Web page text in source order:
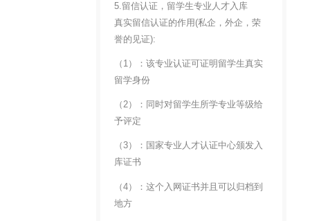
5.留信认证，留学生专业人才入库
真实留信认证的作用(私企，外企，荣
誉的见证):
（1）：该专业认证可证明留学生真实
留学身份
（2）：同时对留学生所学专业等级给
予评定
（3）：国家专业人才认证中心颁发入
库证书
（4）：这个入网证书并且可以归档到
地方